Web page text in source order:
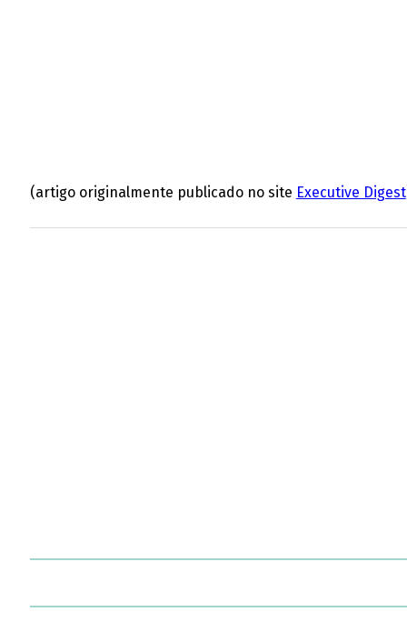
(artigo originalmente publicado no site Executive Digest